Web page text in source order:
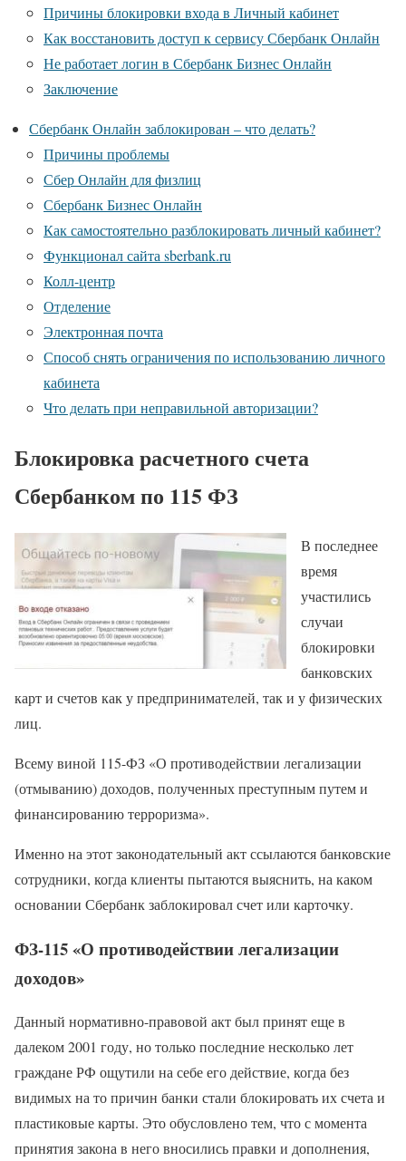
Причины блокировки входа в Личный кабинет
Как восстановить доступ к сервису Сбербанк Онлайн
Не работает логин в Сбербанк Бизнес Онлайн
Заключение
Сбербанк Онлайн заблокирован – что делать?
Причины проблемы
Сбер Онлайн для физлиц
Сбербанк Бизнес Онлайн
Как самостоятельно разблокировать личный кабинет?
Функционал сайта sberbank.ru
Колл-центр
Отделение
Электронная почта
Способ снять ограничения по использованию личного
кабинета
Что делать при неправильной авторизации?
Блокировка расчетного счета
Сбербанком по 115 ФЗ
В последнее
время
участились
случаи
блокировки
банковских
карт и счетов как у предпринимателей, так и у физических
лиц.
Всему виной 115-ФЗ «О противодействии легализации
(отмыванию) доходов, полученных преступным путем и
финансированию терроризма».
Именно на этот законодательный акт ссылаются банковские
сотрудники, когда клиенты пытаются выяснить, на каком
основании Сбербанк заблокировал счет или карточку.
ФЗ-115 «О противодействии легализации
доходов»
Данный нормативно-правовой акт был принят еще в
далеком 2001 году, но только последние несколько лет
граждане РФ ощутили на себе его действие, когда без
видимых на то причин банки стали блокировать их счета и
пластиковые карты. Это обусловлено тем, что с момента
принятия закона в него вносились правки и дополнения,